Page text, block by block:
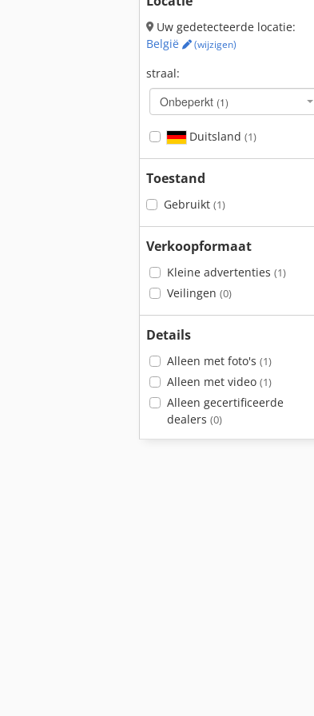
Uw gedetecteerde locatie:
België
(wijzigen)
straal:
Onbeperkt (1)
Duitsland (1)
Toestand
Gebruikt (1)
Verkoopformaat
Kleine advertenties (1)
Veilingen (0)
Details
Alleen met foto's (1)
Alleen met video (1)
Alleen gecertificeerde
dealers (0)